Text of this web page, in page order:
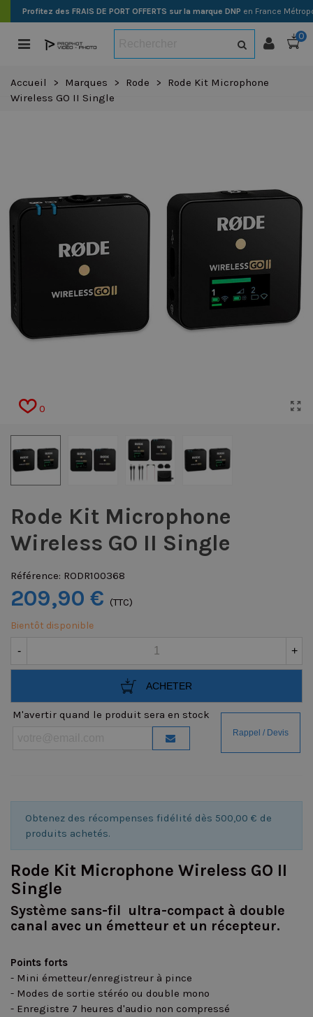
Profitez des FRAIS DE PORT OFFERTS sur la marque DNP en France
0
Accueil > Marques > Rode >
Rode Kit Microphone
Wireless GO II Single
0
Rode Kit Microphone
Wireless GO II Single
Référence: RODR100368
209,90 € (TTC)
Bientôt disponible
- +
ACHETER
M'avertir quand le produit sera en stock
Obtenez des récompenses fidélité dès 500,00 € de
produits achetés.
Rode Kit Microphone Wireless GO II
Single
Système sans-fil ultra-compact à double
canal avec un émetteur et un récepteur.
Points forts
- Mini émetteur/enregistreur à pince
- Modes de sortie stéréo ou double mono
- Enregistre 7 heures d'audio non compressé